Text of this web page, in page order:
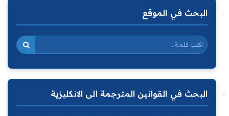
البحث في الموقع
البحث في القوانين المترجمة الى الانكليزية